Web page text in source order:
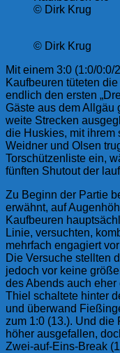
© Dirk Krug
© Dirk Krug
Mit einem 3:0 (1:0/
Kaufbeuren tüteten
endlich den ersten
Gäste aus dem Allgäu
weite Strecken
die Huskies, mit ihrem
Weidner und Olsen
Torschützenliste ein,
fünften Shutout der
Zu Beginn der Partie
erwähnt, auf
Kaufbeuren
Linie, versuchten,
mehrfach engagiert
Die Versuche stellten
jedoch vor keine
des Abends auch
Thiel schaltete hinter
und überwand
zum 1:0 (13.). Und die
höher ausgefallen,
Zwei-auf-Eins-Break